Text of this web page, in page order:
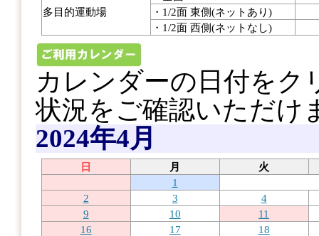
多目的運動場
・1/2面 東側(ネットあり)
・1/2面 西側(ネットなし)
カレンダーの日付をク
状況をご確認いただけ
2024年4月
日 月
火
1
2
3
4
9
10
11
16
17
18